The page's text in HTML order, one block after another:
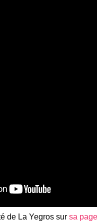
de La Yegros sur sa